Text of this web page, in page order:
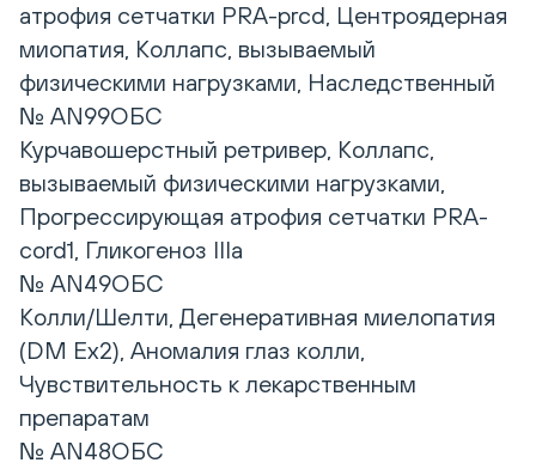
атрофия сетчатки PRA-prcd, Центроядерная
миопатия, Коллапс, вызываемый
физическими нагрузками, Наследственный
№ AN99ОБС
Курчавошерстный ретривер, Коллапс,
вызываемый физическими нагрузками,
Прогрессирующая атрофия сетчатки PRA-
cord1, Гликогеноз IIIa
№ AN49ОБС
Колли/Шелти, Дегенеративная миелопатия
(DM Ex2), Аномалия глаз колли,
Чувствительность к лекарственным
препаратам
№ AN48ОБС